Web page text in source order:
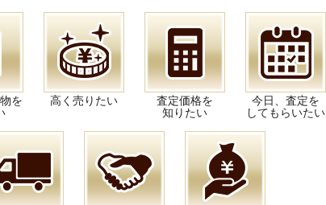
を
高く売りたい
査定価格を
知りたい
今日、査定を
してもらいたい